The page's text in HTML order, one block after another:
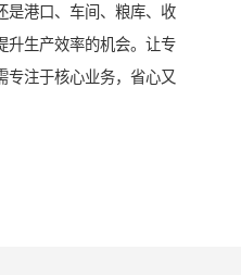
是港口、车间、粮库、收
升生产效率的机会。让专
专注于核心业务，省心又